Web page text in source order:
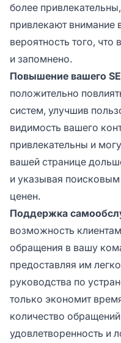
более
привлекают внимание
вероятность того,
и запомнено.
Повышение вашего
положительно
систем, улучшив
видимость вашего
привлекательны и
вашей странице
и указывая
ценен.
Поддержка
возможность
обращения в вашу
предоставляя им
руководства по
только экономит
количество
удовлетворенность и